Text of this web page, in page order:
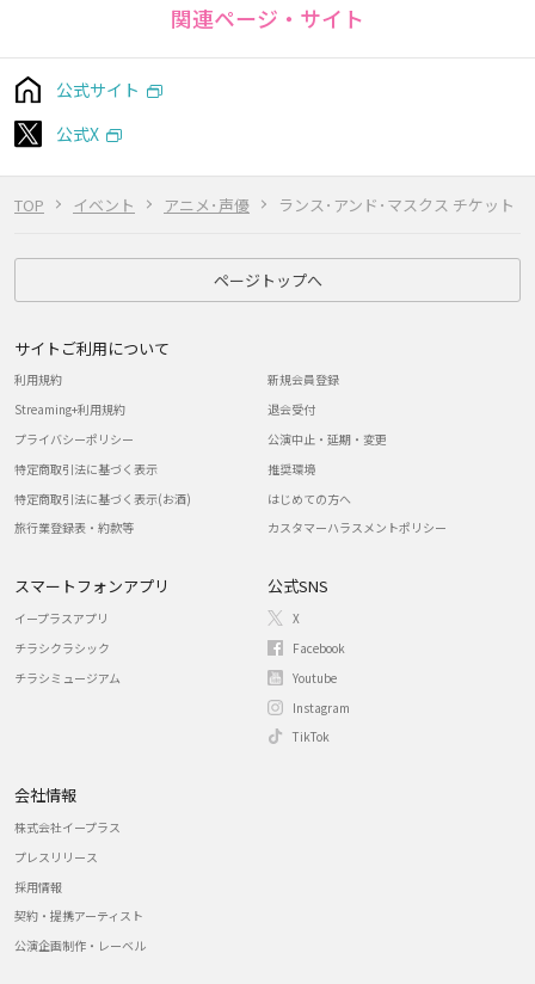
TOP イベント アニメ･声優 ランス･アンド･マスクス チケット
関連ページ・サイト
公式サイト
公式X
ページトップへ
サイトご利用について
利用規約
Streaming+利用規約
プライバシーポリシー
特定商取引法に基づく表示
特定商取引法に基づく表示(お酒)
旅行業登録表・約款等
新規会員登録
退会受付
公演中止・延期・変更
推奨環境
はじめての方へ
カスタマーハラスメントポリシー
スマートフォンアプリ
イープラスアプリ
チラシクラシック
チラシミュージアム
公式SNS
X
Facebook
Youtube
Instagram
TikTok
会社情報
株式会社イープラス
プレスリリース
採用情報
契約・提携アーティスト
公演企画制作・レーベル